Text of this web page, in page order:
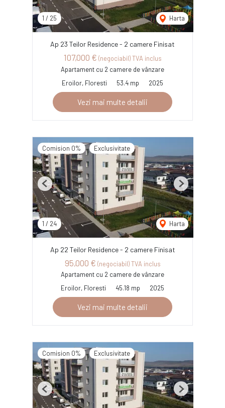
1 / 25 Harta
Ap 23 Teilor Residence - 2 camere Finisat
107,000 € (negociabil) TVA inclus
Apartament cu 2 camere de vânzare
Eroilor, Floresti
53.4 mp 2025
Vezi mai multe detalii
Comision 0% Exclusivitate
1 / 24 Harta
Previous Next
Ap 22 Teilor Residence - 2 camere Finisat
95,000 € (negociabil) TVA inclus
Apartament cu 2 camere de vânzare
Eroilor, Floresti
45.18 mp 2025
Vezi mai multe detalii
Comision 0% Exclusivitate
Previous Next